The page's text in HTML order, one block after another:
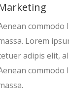
commodo
Lorem
adipis elit,
commodo